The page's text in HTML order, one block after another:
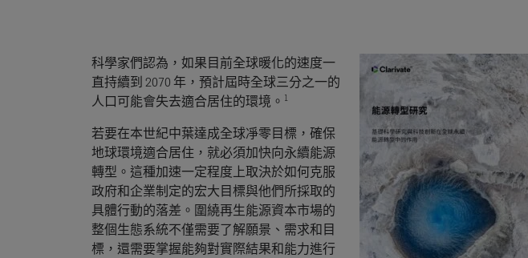
科學家們認為，如果目前全球暖化的速度一
直持續到 2070 年，預計屆時全球三分之一的
人口可能會失去適合居住的環境。 1
若要在本世紀中葉達成全球凈零目標，確保
地球環境適合居住，就必須加快向永續能源
轉型。這種加速一定程度上取決於如何克服
政府和企業制定的宏大目標與他們所採取的
具體行動的落差。圍繞再生能源資本市場的
整個生態系統不僅需要了解願景、需求和目
標，還需要掌握能夠對實際結果和能力進行